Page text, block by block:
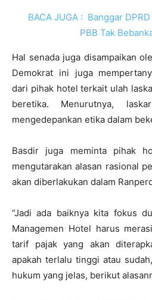
BACA JUGA : Banggar
PBB Tak
Hal senada juga disampaikan
Demokrat ini juga
dari pihak hotel terkait ulah
beretika. Menurutnya,
mengedepankan etika dalam
Basdir juga meminta pihak
mengutarakan alasan rasional
akan diberlakukan dalam
“Jadi ada baiknya kita fokus
Managemen Hotel harus
tarif pajak yang akan
apakah terlalu tinggi atau
hukum yang jelas, berikut